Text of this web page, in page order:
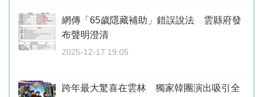
網傳「65歲隱藏補助」錯誤說法 雲縣府發
布聲明澄清
2025-12-17 19:05
跨年最大驚喜在雲林 獨家韓團演出吸引全